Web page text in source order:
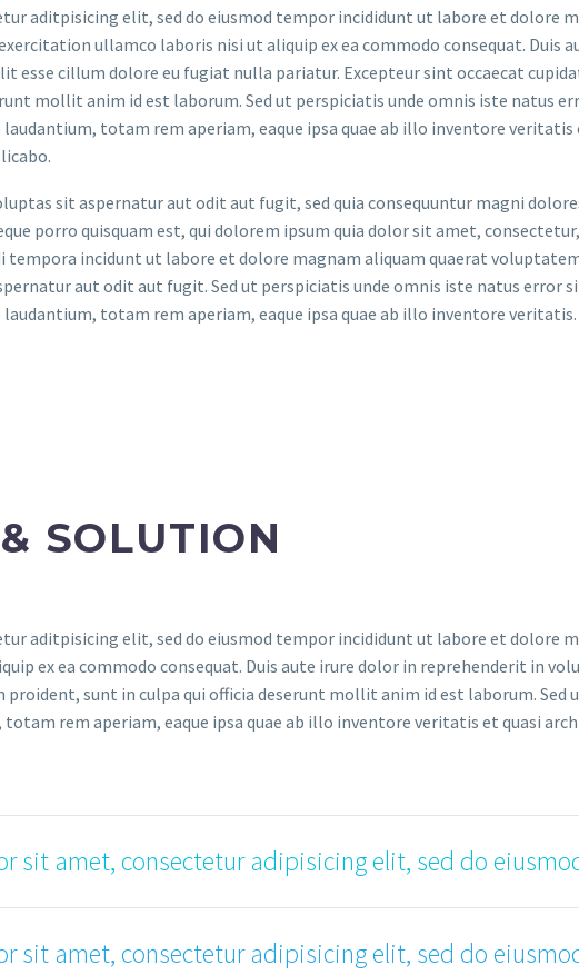
aditpisicing elit, sed do eiusmod tempor incididunt ut labore et dolore
ullamco laboris nisi ut aliquip ex ea commodo consequat. Duis
esse cillum dolore eu fugiat nulla pariatur. Excepteur sint occaecat
mollit anim id est laborum. Sed ut perspiciatis unde omnis iste natus
totam rem aperiam, eaque ipsa quae ab illo inventore veritatis
sit aspernatur aut odit aut fugit, sed quia consequuntur magni
porro quisquam est, qui dolorem ipsum quia dolor sit amet,
tempora incidunt ut labore et dolore magnam aliquam quaerat
aut odit aut fugit. Sed ut perspiciatis unde omnis iste natus error
totam rem aperiam, eaque ipsa quae ab illo inventore veritatis.
SOLUTION
aditpisicing elit, sed do eiusmod tempor incididunt ut labore et dolore
ex ea commodo consequat. Duis aute irure dolor in reprehenderit in
proident, sunt in culpa qui officia deserunt mollit anim id est laborum.
rem aperiam, eaque ipsa quae ab illo inventore veritatis et quasi
sit amet, consectetur adipisicing elit, sed do
sit amet, consectetur adipisicing elit, sed do